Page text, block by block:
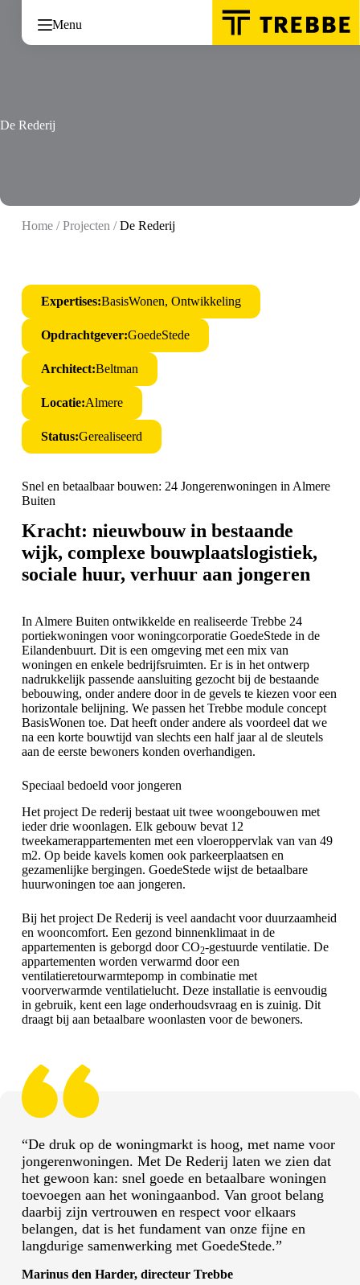
inhoud
Menu
De Rederij
Home/Projecten /De Rederij
Expertises:BasisWonen, Ontwikkeling
Opdrachtgever:GoedeStede
Architect:Beltman
Locatie:Almere
Status:Gerealiseerd
Snel en betaalbaar bouwen: 24 Jongerenwoningen in Almere
Buiten
Kracht: nieuwbouw in bestaande
wijk, complexe bouwplaatslogistiek,
sociale huur, verhuur aan jongeren
In Almere Buiten ontwikkelde en realiseerde Trebbe 24
portiekwoningen voor woningcorporatie GoedeStede in de
Eilandenbuurt. Dit is een omgeving met een mix van
woningen en enkele bedrijfsruimten. Er is in het ontwerp
nadrukkelijk passende aansluiting gezocht bij de bestaande
bebouwing, onder andere door in de gevels te kiezen voor een
horizontale belijning. We passen het Trebbe module concept
BasisWonen toe. Dat heeft onder andere als voordeel dat we
na een korte bouwtijd van slechts een half jaar al de sleutels
aan de eerste bewoners konden overhandigen.
Speciaal bedoeld voor jongeren
Het project De rederij bestaat uit twee woongebouwen met
ieder drie woonlagen. Elk gebouw bevat 12
tweekamerappartementen met een vloeroppervlak van van 49
m2. Op beide kavels komen ook parkeerplaatsen en
gezamenlijke bergingen. GoedeStede wijst de betaalbare
huurwoningen toe aan jongeren.
Bij het project De Rederij is veel aandacht voor duurzaamheid
en wooncomfort. Een gezond binnenklimaat in de
appartementen is geborgd door CO2-gestuurde ventilatie. De
appartementen worden verwarmd door een
ventilatieretourwarmtepomp in combinatie met
voorverwarmde ventilatielucht. Deze installatie is eenvoudig
in gebruik, kent een lage onderhoudsvraag en is zuinig. Dit
draagt bij aan betaalbare woonlasten voor de bewoners.
“De druk op de woningmarkt is hoog, met name voor
jongerenwoningen. Met De Rederij laten we zien dat
het gewoon kan: snel goede en betaalbare woningen
toevoegen aan het woningaanbod. Van groot belang
daarbij zijn vertrouwen en respect voor elkaars
belangen, dat is het fundament van onze fijne en
langdurige samenwerking met GoedeStede.”
Marinus den Harder, directeur Trebbe